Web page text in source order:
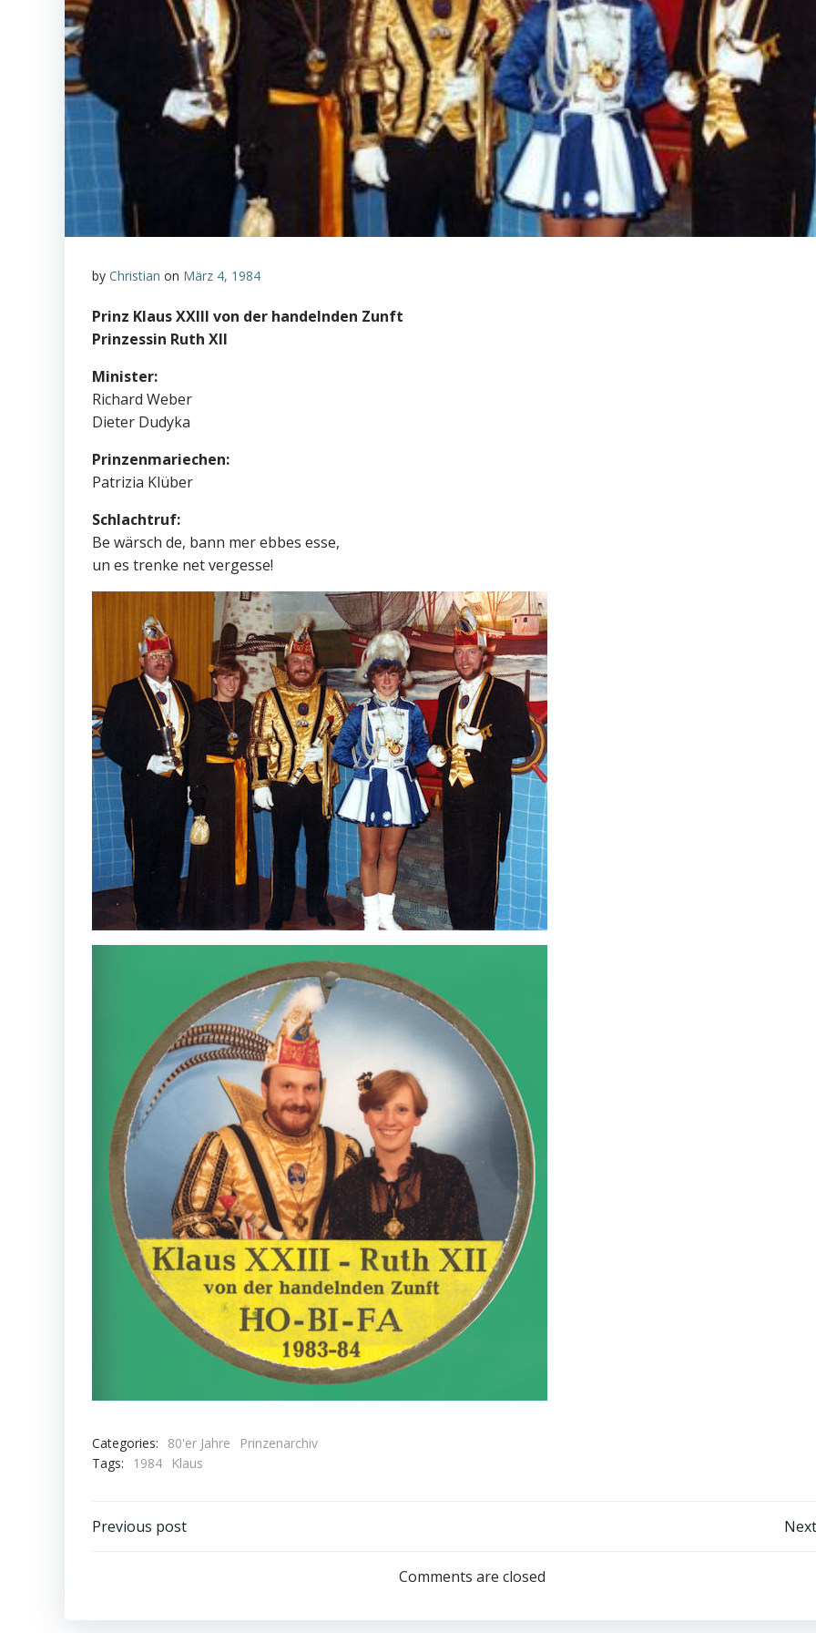
by Christian on März 4, 1984
Prinz Klaus XXIII von der handelnden Zunft
Prinzessin Ruth XII
Minister:
Richard Weber
Dieter Dudyka
Prinzenmariechen:
Patrizia Klüber
Schlachtruf:
Be wärsch de, bann mer ebbes esse,
un es trenke net vergesse!
Categories: 80'er Jahre
Prinzenarchiv
Tags:
1984 Klaus
Post
Previous post
navigation
Comments are closed